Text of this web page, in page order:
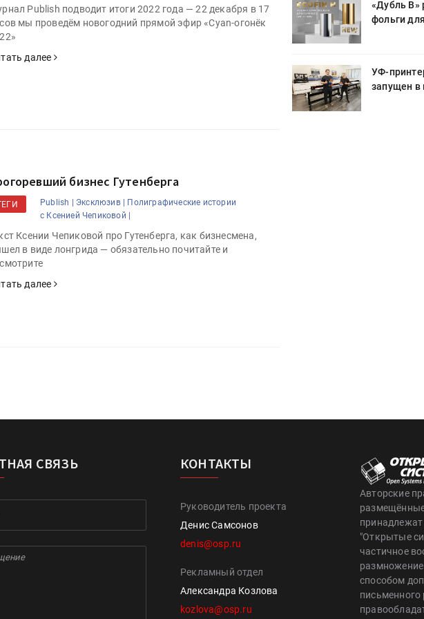
Publish подводит итоги 2022 года — 22 декабря в 17
мы проведём новогодний прямой эфир «Cyan-огонёк
далее
бизнес Гутенберга
Publish | Эксклюзив |
Полиграфические истории
с Ксенией Чепиковой |
Ксении Чепиковой про Гутенберга, как бизнесмена,
в виде лонгрида — обязательно почитайте и
далее
«Дубль В» расширяет ассортимент
фольги для горячего тиснения
«Дубль В»
фольги
УФ-
запущен в
СВЯЗЬ КОНТАКТЫ
Руководитель проекта
Денис Самсонов
denis@osp.ru
Рекламный отдел
Александра Козлова
kozlova@osp.ru
Авторские
принадлежат
"Открытые
частичное
способом
письменного